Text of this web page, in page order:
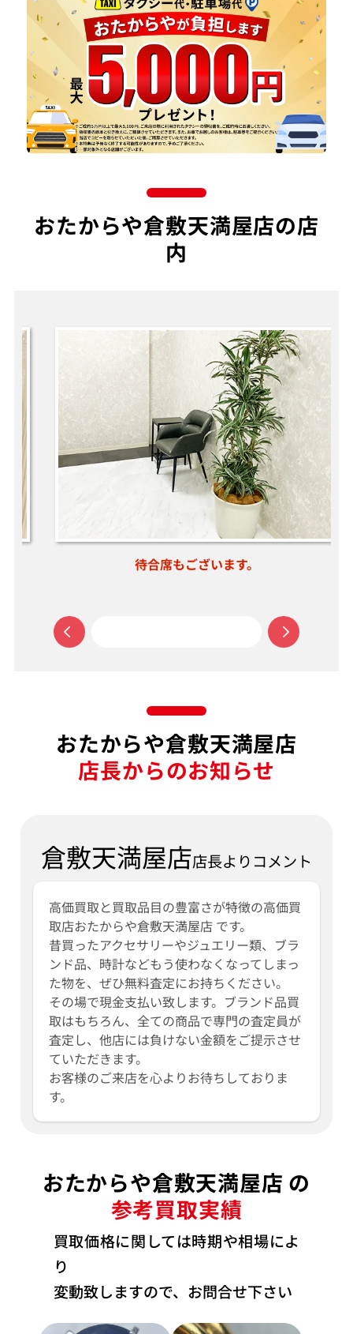
おたからや倉敷天満屋店の店
内
待合席もございます。
おたからや倉敷天満屋店
店長からのお知らせ
倉敷天満屋店店長よりコメント
高価買取と買取品目の豊富さが特徴の高価買
取店おたからや倉敷天満屋店 です。
昔買ったアクセサリーやジュエリー類、ブラ
ンド品、時計などもう使わなくなってしまっ
た物を、ぜひ無料査定にお持ちください。
その場で現金支払い致します。ブランド品買
取はもちろん、全ての商品で専門の査定員が
査定し、他店には負けない金額をご提示させ
ていただきます。
お客様のご来店を心よりお待ちしておりま
す。
おたからや倉敷天満屋店 の
参考買取実績
買取価格に関しては時期や相場によ
り
変動致しますので、お問合せ下さい